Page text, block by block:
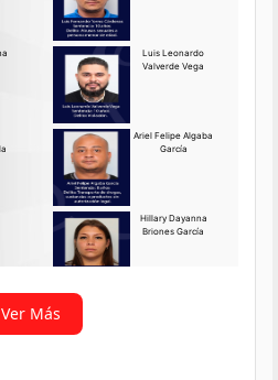
La Delegación Regional de
Puntarenas del Organismo de
Investigación
Ver Más